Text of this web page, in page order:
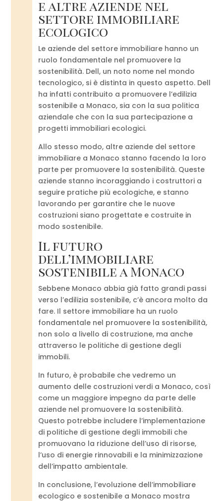
e altre aziende nel
settore immobiliare
ecologico
Le aziende del settore immobiliare hanno un
ruolo fondamentale nel promuovere la
sostenibilità. Dell, un noto nome nel mondo
tecnologico, si è distinta in questo aspetto. Dell
ha infatti contribuito a promuovere l’edilizia
sostenibile a Monaco, sia con la sua politica
aziendale che con la sua partecipazione a
progetti immobiliari ecologici.
Allo stesso modo, altre aziende del settore
immobiliare a Monaco stanno facendo la loro
parte per promuovere la sostenibilità. Queste
aziende stanno incoraggiando i costruttori a
seguire pratiche più ecologiche, e stanno
lavorando per garantire che le nuove
costruzioni siano progettate e costruite in
modo sostenibile.
Il futuro
dell’immobiliare
sostenibile a Monaco
Sebbene Monaco abbia già fatto grandi passi
verso l’edilizia sostenibile, c’è ancora molto da
fare. Il settore immobiliare ha un ruolo
fondamentale nel promuovere la sostenibilità,
non solo a livello di costruzione, ma anche
attraverso le politiche di gestione degli
immobili.
In futuro, è probabile che vedremo un
aumento delle costruzioni verdi a Monaco, così
come un maggiore impegno da parte delle
aziende nel promuovere la sostenibilità.
Questo potrebbe includere l’implementazione
di politiche di gestione degli immobili che
promuovano la riduzione dell’uso di risorse,
l’uso di energie rinnovabili e la minimizzazione
dell’impatto ambientale.
In conclusione, l’evoluzione dell’immobiliare
ecologico e sostenibile a Monaco mostra